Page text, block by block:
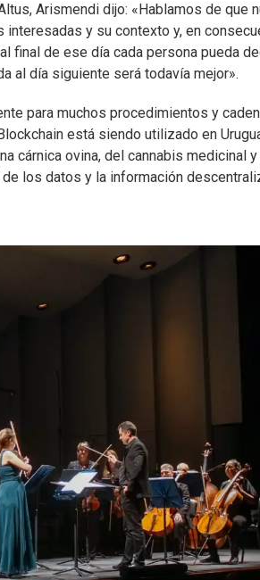
Arismendi dijo: «Hablamos de que
y su contexto y, en
de ese día cada persona pueda
al día siguiente será todavía mejor».
para muchos procedimientos y
está siendo utilizado en
cárnica ovina, del cannabis medicinal
los datos y la información